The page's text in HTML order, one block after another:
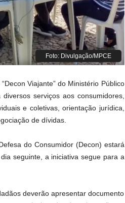
Foto: Divulgação/MPCE
Viajante” do Ministério Público
serviços aos consumidores,
e coletivas, orientação jurídica,
de dívidas.
do Consumidor (Decon) estará
seguinte, a iniciativa segue para a
deverão apresentar documento